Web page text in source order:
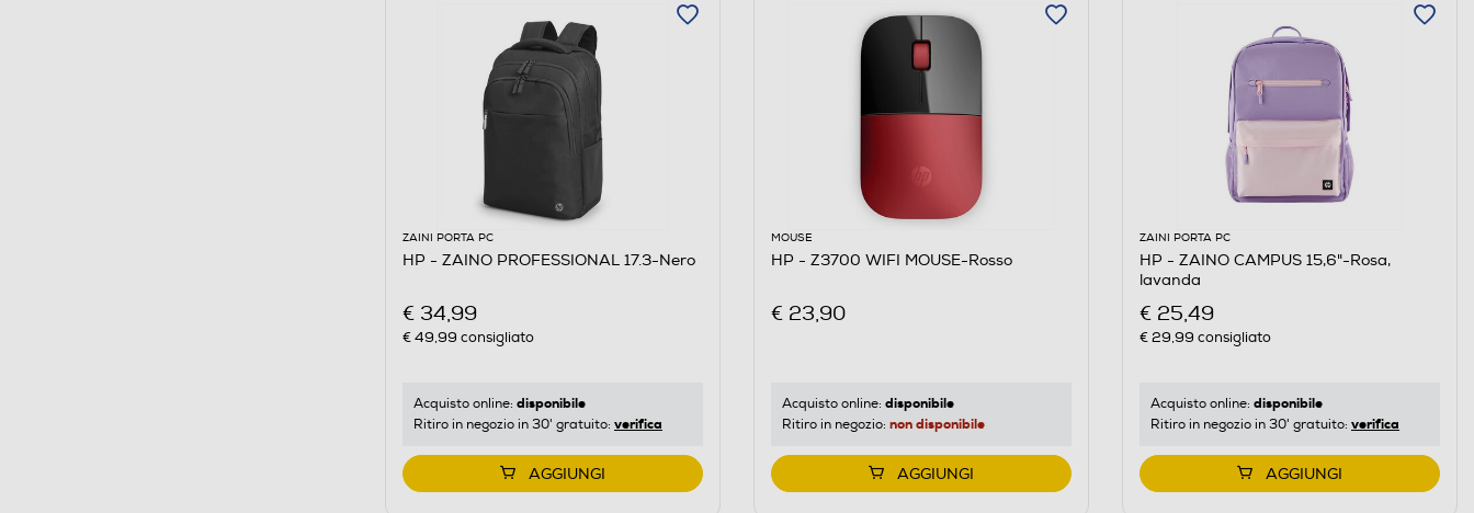
ZAINI PORTA PC
HP - ZAINO PROFESSIONAL 17.3-Nero
€ 34,99
€ 49,99 consigliato
Acquisto online: disponibile
Ritiro in negozio in 30' gratuito: verifica
AGGIUNGI
MOUSE
HP - Z3700 WIFI MOUSE-Rosso
€ 23,90
Acquisto online: disponibile
Ritiro in negozio: non disponibile
AGGIUNGI
ZAINI PORTA PC
HP - ZAINO CAMPUS 15,6"-Rosa,
lavanda
€ 25,49
€ 29,99 consigliato
Acquisto online: disponibile
Ritiro in negozio in 30' gratuito: verifica
AGGIUNGI